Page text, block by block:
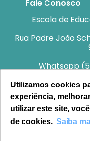
Utilizamos cookies
experiência,
utilizar este site,
de cookies. Saiba
Fale Conosco
Escola de
Rua Padre João
Whatsapp